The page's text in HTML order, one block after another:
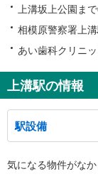
上溝坂上公園ま
相模原警察署上
あい歯科クリニ
上溝駅の情報
駅設備
※段差なしでの移動経
気になる物件がな